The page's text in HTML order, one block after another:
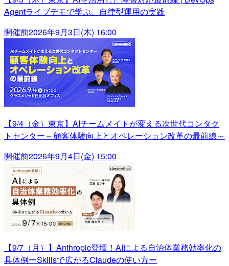
Agentライブデモで学ぶ、自律型運用の実践
開催前2026年9月3日(木) 16:00
【9/4（金）東京】AIチームメイトが変える次世代コンタク
トセンター～顧客体験向上とオペレーション改革の最前線～
開催前2026年9月4日(金) 15:00
【9/7（月）】Anthropic登壇！AIによる自治体業務効率化の
具体例ーSkillsで広がるClaudeの使い方ー